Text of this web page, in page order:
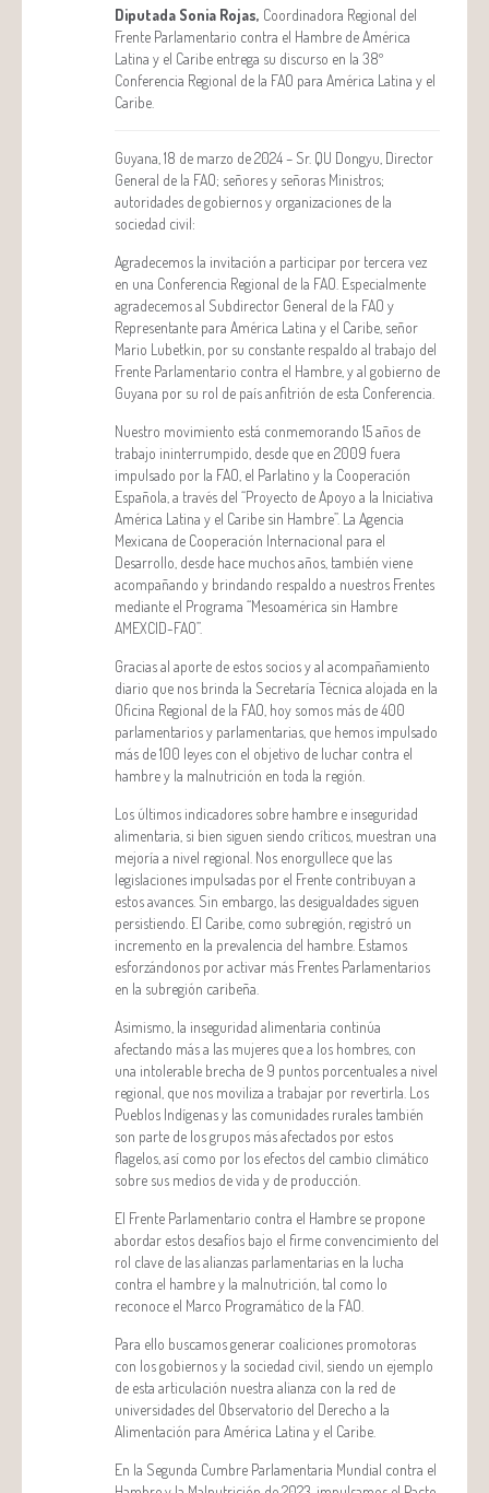
Diputada Sonia Rojas, Coordinadora Regional del
Frente Parlamentario contra el Hambre de América
Latina y el Caribe entrega su discurso en la 38º
Conferencia Regional de la FAO para América Latina y el
Caribe.
Guyana, 18 de marzo de 2024 – Sr. QU Dongyu, Director
General de la FAO; señores y señoras Ministros;
autoridades de gobiernos y organizaciones de la
sociedad civil:
Agradecemos la invitación a participar por tercera vez
en una Conferencia Regional de la FAO. Especialmente
agradecemos al Subdirector General de la FAO y
Representante para América Latina y el Caribe, señor
Mario Lubetkin, por su constante respaldo al trabajo del
Frente Parlamentario contra el Hambre, y al gobierno de
Guyana por su rol de país anfitrión de esta Conferencia.
Nuestro movimiento está conmemorando 15 años de
trabajo ininterrumpido, desde que en 2009 fuera
impulsado por la FAO, el Parlatino y la Cooperación
Española, a través del “Proyecto de Apoyo a la Iniciativa
América Latina y el Caribe sin Hambre”. La Agencia
Mexicana de Cooperación Internacional para el
Desarrollo, desde hace muchos años, también viene
acompañando y brindando respaldo a nuestros Frentes
mediante el Programa “Mesoamérica sin Hambre
AMEXCID-FAO”.
Gracias al aporte de estos socios y al acompañamiento
diario que nos brinda la Secretaría Técnica alojada en la
Oficina Regional de la FAO, hoy somos más de 400
parlamentarios y parlamentarias, que hemos impulsado
más de 100 leyes con el objetivo de luchar contra el
hambre y la malnutrición en toda la región.
Los últimos indicadores sobre hambre e inseguridad
alimentaria, si bien siguen siendo críticos, muestran una
mejoría a nivel regional. Nos enorgullece que las
legislaciones impulsadas por el Frente contribuyan a
estos avances. Sin embargo, las desigualdades siguen
persistiendo. El Caribe, como subregión, registró un
incremento en la prevalencia del hambre. Estamos
esforzándonos por activar más Frentes Parlamentarios
en la subregión caribeña.
Asimismo, la inseguridad alimentaria continúa
afectando más a las mujeres que a los hombres, con
una intolerable brecha de 9 puntos porcentuales a nivel
regional, que nos moviliza a trabajar por revertirla. Los
Pueblos Indígenas y las comunidades rurales también
son parte de los grupos más afectados por estos
flagelos, así como por los efectos del cambio climático
sobre sus medios de vida y de producción.
El Frente Parlamentario contra el Hambre se propone
abordar estos desafíos bajo el firme convencimiento del
rol clave de las alianzas parlamentarias en la lucha
contra el hambre y la malnutrición, tal como lo
reconoce el Marco Programático de la FAO.
Para ello buscamos generar coaliciones promotoras
con los gobiernos y la sociedad civil, siendo un ejemplo
de esta articulación nuestra alianza con la red de
universidades del Observatorio del Derecho a la
Alimentación para América Latina y el Caribe.
En la Segunda Cumbre Parlamentaria Mundial contra el